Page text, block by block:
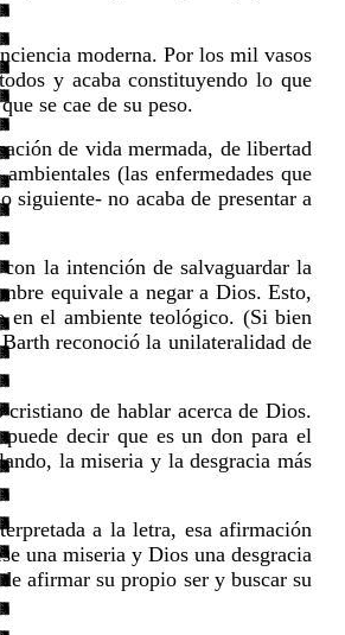
moderna. Por los mil vasos
y acaba constituyendo lo que
se cae de su peso.
de vida mermada, de libertad
(las enfermedades que
no acaba de presentar a
la intención de salvaguardar la
equivale a negar a Dios. Esto,
en el ambiente teológico. (Si bien
reconoció la unilateralidad de
de hablar acerca de Dios.
decir que es un don para el
la miseria y la desgracia más
a la letra, esa afirmación
una miseria y Dios una desgracia
afirmar su propio ser y buscar su